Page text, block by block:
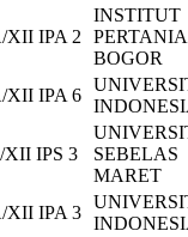
XII IPA 2
INSTITUT
BOGOR
XII IPA 6
XII IPS 3
SEBELAS
MARET
XII IPA 3